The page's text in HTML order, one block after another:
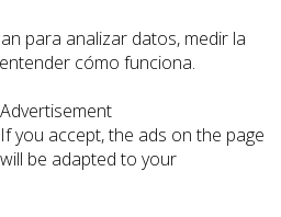
para analizar datos, medir la
cómo funciona.
Advertisement
If you accept, the ads on the page
will be adapted to your